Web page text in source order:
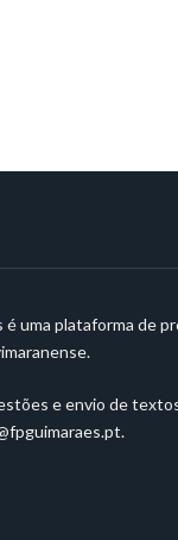
é uma plataforma de
e envio de
.